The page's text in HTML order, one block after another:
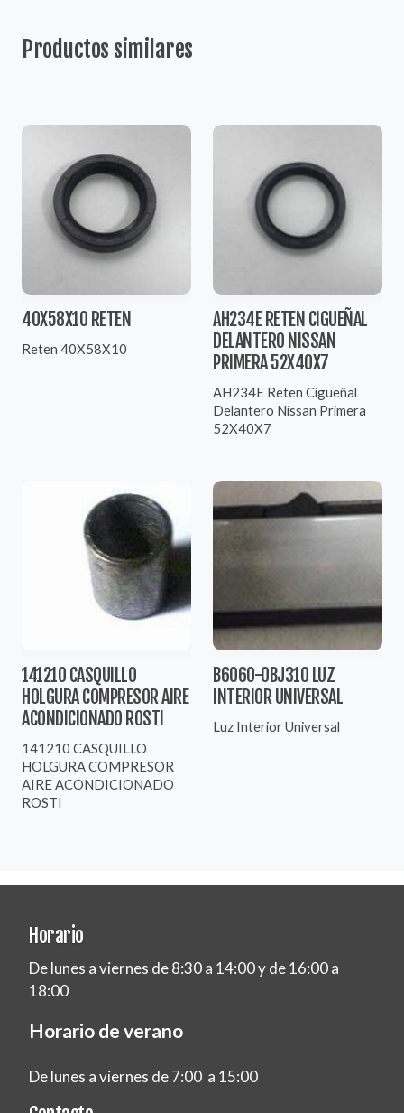
Productos similares
40X58X10 RETEN
Reten 40X58X10
AH234E RETEN CIGUEÑAL
DELANTERO NISSAN
PRIMERA 52X40X7
AH234E Reten Cigueñal
Delantero Nissan Primera
52X40X7
141210 CASQUILLO
HOLGURA COMPRESOR AIRE
ACONDICIONADO ROSTI
141210 CASQUILLO
HOLGURA COMPRESOR
AIRE ACONDICIONADO
ROSTI
B6060-0BJ310 LUZ
INTERIOR UNIVERSAL
Luz Interior Universal
Horario
De lunes a viernes de 8:30 a 14:00 y de 16:00 a
18:00
Horario de verano
De lunes a viernes de 7:00 a 15:00